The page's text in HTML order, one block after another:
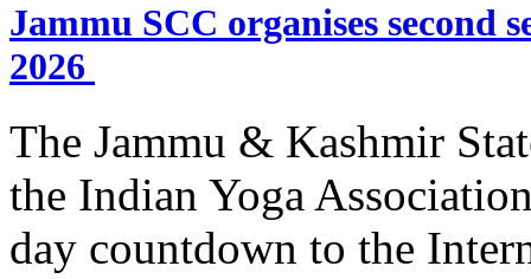
Jammu SCC organises second
2026
The Jammu & Kashmir
the Indian Yoga
day countdown to the